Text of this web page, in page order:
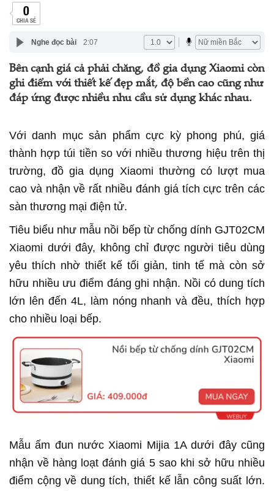
0
CHIA SẺ
Nghe đọc bài 2:07
Bên cạnh giá cả phải chăng, đồ gia dụng Xiaomi còn
ghi điểm với thiết kế đẹp mắt, độ bền cao cũng như
đáp ứng được nhiều nhu cầu sử dụng khác nhau.
Với danh mục sản phẩm cực kỳ phong phú, giá
thành hợp túi tiền so với nhiều thương hiệu trên thị
trường, đồ gia dụng Xiaomi thường có lượt mua
cao và nhận về rất nhiều đánh giá tích cực trên các
sàn thương mại điện tử.
Tiêu biểu như mẫu nồi bếp từ chống dính GJT02CM
Xiaomi dưới đây, không chỉ được người tiêu dùng
yêu thích nhờ thiết kế tối giản, tinh tế mà còn sở
hữu nhiều ưu điểm đáng ghi nhận. Nồi có dung tích
lớn lên đến 4L, làm nóng nhanh và đều, thích hợp
cho nhiều loại bếp.
Mẫu ấm đun nước Xiaomi Mijia 1A dưới đây cũng
nhận về hàng loạt đánh giá 5 sao khi sở hữu nhiều
điểm cộng về dung tích, thiết kế lẫn công suất lớn.